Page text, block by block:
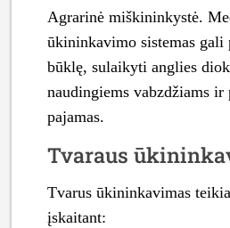
Agrarinė miškininkystė.
ūkininkavimo sistemas
būklę, sulaikyti anglies
naudingiems vabzdžiams
pajamas.
Tvaraus
Tvarus ūkininkavimas
įskaitant: